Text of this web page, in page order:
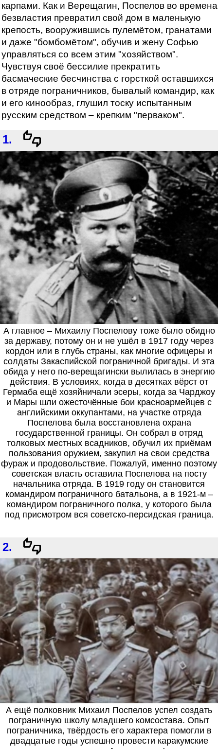
карпами. Как и Верещагин, Поспелов во времена
безвластия превратил свой дом в маленькую
крепость, вооружившись пулемётом, гранатами
и даже "бомбомётом", обучив и жену Софью
управляться со всем этим "хозяйством".
Чувствуя своё бессилие прекратить
басмаческие бесчинства с горсткой оставшихся
в отряде пограничников, бывалый командир, как
и его кинообраз, глушил тоску испытанным
русским средством – крепким "перваком".
1.
А главное – Михаилу Поспелову тоже было обидно
за державу, потому он и не ушёл в 1917 году через
кордон или в глубь страны, как многие офицеры и
солдаты Закаспийской пограничной бригады. И эта
обида у него по-верещагински вылилась в энергию
действия. В условиях, когда в десятках вёрст от
Гермаба ещё хозяйничали эсеры, когда за Чарджоу
и Мары шли ожесточённые бои красноармейцев с
английскими оккупантами, на участке отряда
Поспелова была восстановлена охрана
государственной границы. Он собрал в отряд
толковых местных всадников, обучил их приёмам
пользования оружием, закупил на свои средства
фураж и продовольствие. Пожалуй, именно поэтому
советская власть оставила Поспелова на посту
начальника отряда. В 1919 году он становится
командиром пограничного батальона, а в 1921-м –
командиром пограничного полка, у которого была
под присмотром вся советско-персидская граница.
2.
А ещё полковник Михаил Поспелов успел создать
пограничную школу младшего комсостава. Опыт
пограничника, твёрдость его характера помогли в
двадцатые годы успешно провести каракумские